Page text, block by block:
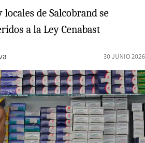
de Salcobrand se
a la Ley Cenabast
30 JUNIO 2026